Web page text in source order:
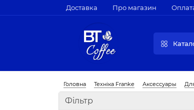
Доставка Про магазин
Головна Техніка Franke Аксессуары
Фільтр